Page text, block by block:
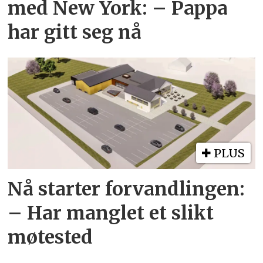
med New York: – Pappa
har gitt seg nå
PLUS
Nå starter forvandlingen:
– Har manglet et slikt
møtested